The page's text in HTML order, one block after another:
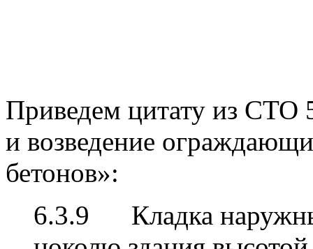
Приведем цитату из СТО
и возведение
бетонов»:
6.3.9 Кладка